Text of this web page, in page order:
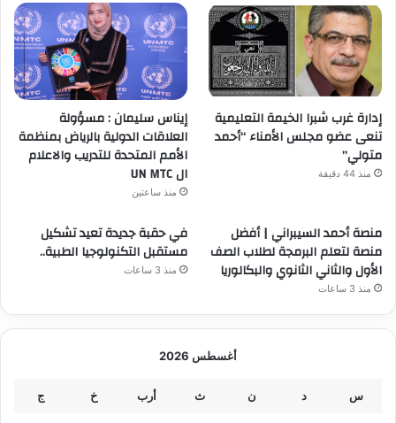
إدارة غرب شبرا الخيمة التعليمية
تنعى عضو مجلس الأمناء “أحمد
متولي”
منذ 44 دقيقة
إيناس سليمان : مسؤولة
العلاقات الدولية بالرياض بمنظمة
الأمم المتحدة للتدريب والاعلام
ال UN MTC
منذ ساعتين
منصة أحمد السيبراني | أفضل
منصة لتعلم البرمجة لطلاب الصف
الأول والثاني الثانوي والبكالوريا
منذ 3 ساعات
في حقبة جديدة تعيد تشكيل
مستقبل التكنولوجيا الطبية..
منذ 3 ساعات
أغسطس 2026
س د ن ث أرب خ ج